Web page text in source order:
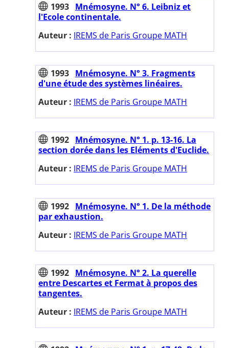
1993 Mnémosyne. N° 6. Leibniz et
l'Ecole continentale.
Auteur : IREMS de Paris Groupe MATH
1993 Mnémosyne. N° 3. Fragments
d'une étude des systèmes linéaires.
Auteur : IREMS de Paris Groupe MATH
1992 Mnémosyne. N° 1. p. 13-16. La
section dorée dans les Eléments d'Euclide.
Auteur : IREMS de Paris Groupe MATH
1992 Mnémosyne. N° 1. De la méthode
par exhaustion.
Auteur : IREMS de Paris Groupe MATH
1992 Mnémosyne. N° 2. La querelle
entre Descartes et Fermat à propos des
tangentes.
Auteur : IREMS de Paris Groupe MATH